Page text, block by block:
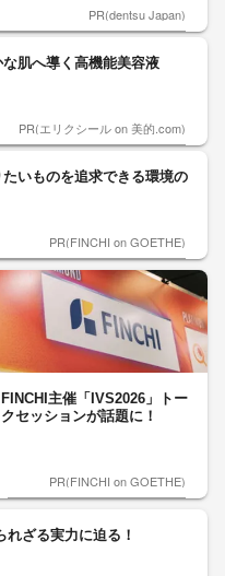
PR(dentsu Japan)
肌へ導く高機能美容液
PR(エリクシール on 美的.com)
たいものを追求できる環境の
PR(FINCHI on GOETHE)
FINCHI主催「IVS2026」トー
クセッションが話題に！
PR(FINCHI on GOETHE)
れざる実力に迫る！